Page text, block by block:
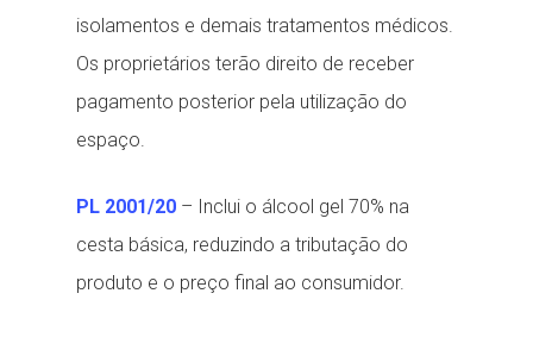
isolamentos e demais tratamentos médicos.
Os proprietários terão direito de receber
pagamento posterior pela utilização do
espaço.
PL 2001/20 – Inclui o álcool gel 70% na
cesta básica, reduzindo a tributação do
produto e o preço final ao consumidor.